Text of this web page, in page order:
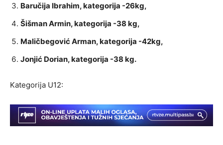
Baručija Ibrahim, kategorija -26kg,
Šišman Armin, kategorija -38 kg,
Maličbegović Arman, kategorija -42kg,
Jonjić Dorian, kategorija -38 kg.
Kategorija U12: